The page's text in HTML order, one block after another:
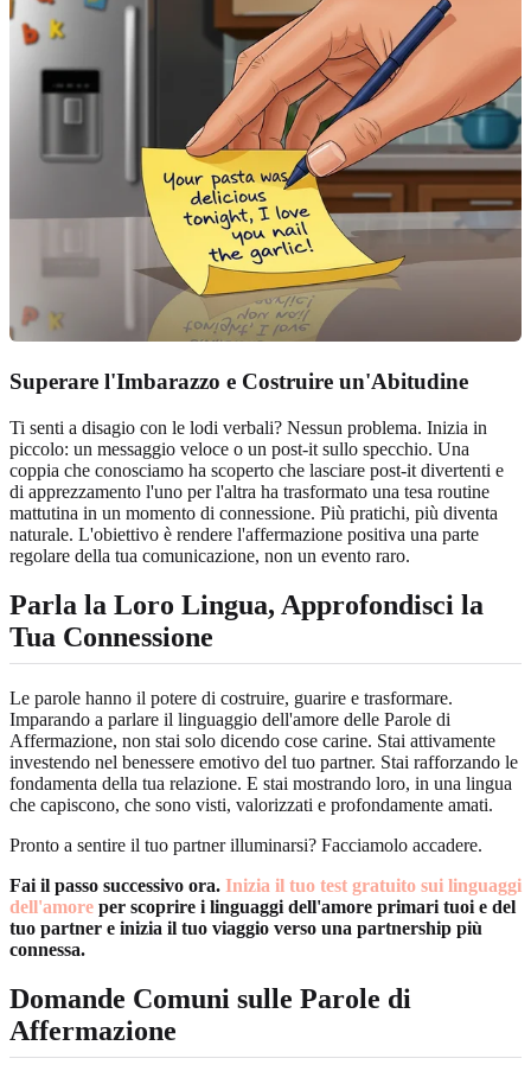
Superare l'Imbarazzo e Costruire un'Abitudine
Ti senti a disagio con le lodi verbali? Nessun problema. Inizia in
piccolo: un messaggio veloce o un post-it sullo specchio. Una
coppia che conosciamo ha scoperto che lasciare post-it divertenti e
di apprezzamento l'uno per l'altra ha trasformato una tesa routine
mattutina in un momento di connessione. Più pratichi, più diventa
naturale. L'obiettivo è rendere l'affermazione positiva una parte
regolare della tua comunicazione, non un evento raro.
Parla la Loro Lingua, Approfondisci la
Tua Connessione
Le parole hanno il potere di costruire, guarire e trasformare.
Imparando a parlare il linguaggio dell'amore delle Parole di
Affermazione, non stai solo dicendo cose carine. Stai attivamente
investendo nel benessere emotivo del tuo partner. Stai rafforzando le
fondamenta della tua relazione. E stai mostrando loro, in una lingua
che capiscono, che sono visti, valorizzati e profondamente amati.
Pronto a sentire il tuo partner illuminarsi? Facciamolo accadere.
Fai il passo successivo ora. Inizia il tuo test gratuito sui linguaggi
dell'amore per scoprire i linguaggi dell'amore primari tuoi e del
tuo partner e inizia il tuo viaggio verso una partnership più
connessa.
Domande Comuni sulle Parole di
Affermazione